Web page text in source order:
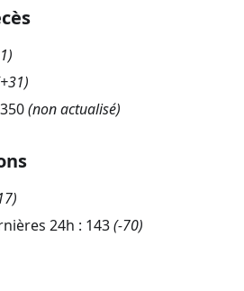
)
+31)
(non actualisé)
)
24h : 143(-70)